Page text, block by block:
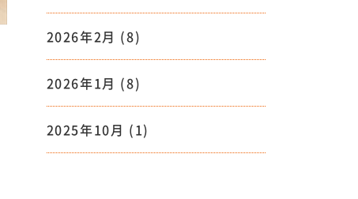
2026年2月 (8)
2026年1月 (8)
2025年10月 (1)